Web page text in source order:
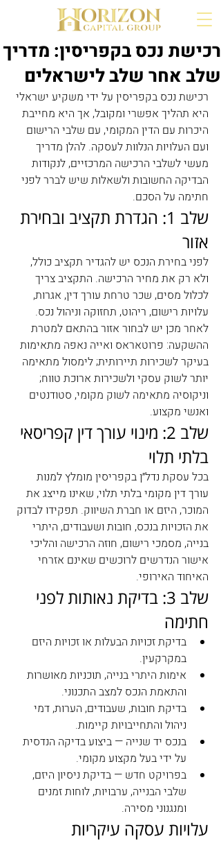
רכישת נכס בקפריסין: מדריך
שלב אחר שלב לישראלים
רכישת נכס בקפריסין על ידי משקיע ישראלי
היא תהליך אפשרי ומקובל, אך היא מחייבת
היכרות עם הדין המקומי, עם שלבי הרישום
ועם העלויות הנלוות לעסקה. להלן מדריך
מעשי לשלבי הרכישה המרכזיים, לנקודות
הבדיקה החשובות ולשאלות שיש לברר לפני
חתימה על הסכם.
שלב 1: הגדרת תקציב ובחירת
אזור
לפני בחירת הנכס יש להגדיר תקציב כולל,
ולא רק את מחיר הרכישה. התקציב צריך
לכלול מסים, שכר טרחת עורך דין, אגרות,
עלויות רישום, ריהוט, תחזוקה וניהול נכס.
לאחר מכן יש לבחור אזור בהתאם למטרת
ההשקעה: פרוטאראס ואייה נאפה מתאימות
בעיקר לשכירות תיירותית; לימסול מתאימה
יותר לשוק עסקי ולשכירות ארוכת טווח;
וניקוסיה מתאימה לשוק מקומי, סטודנטים
ואנשי מקצוע.
שלב 2: מינוי עורך דין קפריסאי
בלתי תלוי
בכל עסקת נדל״ן בקפריסין מומלץ למנות
עורך דין מקומי בלתי תלוי, שאינו מייצג את
המוכר, היזם או חברת השיווק. תפקידו לבדוק
את הזכויות בנכס, חובות ושעבודים, היתרי
בנייה, מסמכי רישום, חוזה הרכישה והליכי
אישור הנדרשים לרוכשים שאינם אזרחי
האיחוד האירופי.
שלב 3: בדיקת נאותות לפני
חתימה
בדיקת זכויות הבעלות או זכויות היזם
במקרקעין.
אימות היתרי בנייה, תוכניות מאושרות
והתאמת הנכס למצב התכנוני.
בדיקת חובות, שעבודים, הערות, דמי
ניהול והתחייבויות קיימות.
בנכס יד שנייה — ביצוע בדיקה הנדסית
על ידי בעל מקצוע מקומי.
בפרויקט חדש — בדיקת ניסיון היזם,
שלבי הבנייה, ערבויות, לוחות זמנים
ומנגנוני מסירה.
עלויות עסקה עיקריות